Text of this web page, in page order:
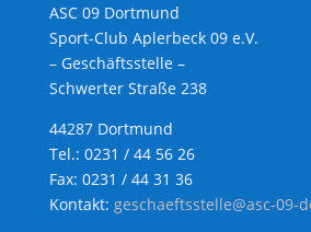
ASC 09 Dortmund
Sport-Club Aplerbeck 09 e.V.
– Geschäftsstelle –
Schwerter Straße 238
44287 Dortmund
Tel.: 0231 / 44 56 26
Fax: 0231 / 44 31 36
Kontakt: geschaeftsstelle@asc-09-